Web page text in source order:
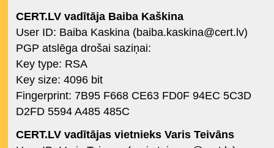
CERT.LV vadītāja Baiba Kaškina
User ID: Baiba Kaskina (baiba.kaskina@cert.lv)
PGP atslēga drošai saziņai:
Key type: RSA
Key size: 4096 bit
Fingerprint: 7B95 F668 CE63 FD0F 94EC 5C3D
D2FD 5594 A485 485C
CERT.LV vadītājas vietnieks Varis Teivāns